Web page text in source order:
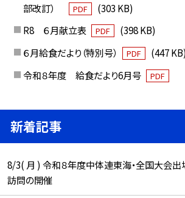
部改訂）
PDF
(303 KB)
R8 ６月献立表
PDF
(398 KB)
６月給食だより（特別号）
PDF
(447 KB)
令和８年度 給食だより6月号
PDF
新着記事
8/3( 月 ) 令和８年度中体連東海・全国大会
訪問の開催